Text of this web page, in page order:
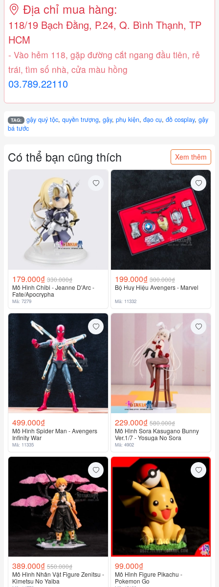
Địa chỉ mua hàng:
118/19 Bạch Đằng, P.24, Q. Bình Thạnh, TP
HCM
- Vào hẻm 118, gặp đường cắt ngang đầu tiên, rẻ
trái, tìm số nhà, cửa màu hồng
03.789.22110
TAG: gậy quý tộc,quyền trượng,gậy,phụ kiện,đạo cụ,đồ cosplay,gậy
bá tước
Có thể bạn cũng thích Xem thêm
179.000₫ 330.000₫
Mô Hình Chibi - Jeanne D'Arc -
Fate/Apocrypha
Mã: 7279
199.000₫ 300.000₫
Bộ Huy Hiệu Avengers - Marvel
Mã: 11332
499.000₫
Mô Hình Spider Man - Avengers
Infinity War
Mã: 11335
229.000₫ 580.000₫
Mô Hình Sora Kasugano Bunny
Ver.1/7 - Yosuga No Sora
Mã: 4902
389.000₫ 550.000₫
Mô Hình Nhân Vật Figure Zenitsu -
Kimetsu No Yaiba
99.000₫
Mô Hình Figure Pikachu -
Pokemon Go